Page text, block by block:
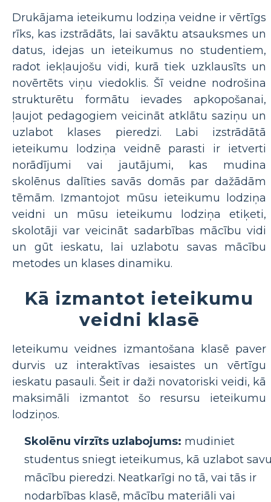
Drukājama ieteikumu lodziņa veidne ir vērtīgs
rīks, kas izstrādāts, lai savāktu atsauksmes un
datus, idejas un ieteikumus no studentiem,
radot iekļaujošu vidi, kurā tiek uzklausīts un
novērtēts viņu viedoklis. Šī veidne nodrošina
strukturētu formātu ievades apkopošanai,
ļaujot pedagogiem veicināt atklātu saziņu un
uzlabot klases pieredzi. Labi izstrādātā
ieteikumu lodziņa veidnē parasti ir ietverti
norādījumi vai jautājumi, kas mudina
skolēnus dalīties savās domās par dažādām
tēmām. Izmantojot mūsu ieteikumu lodziņa
veidni un mūsu ieteikumu lodziņa etiķeti,
skolotāji var veicināt sadarbības mācību vidi
un gūt ieskatu, lai uzlabotu savas mācību
metodes un klases dinamiku.
Kā izmantot ieteikumu
veidni klasē
Ieteikumu veidnes izmantošana klasē paver
durvis uz interaktīvas iesaistes un vērtīgu
ieskatu pasauli. Šeit ir daži novatoriski veidi, kā
maksimāli izmantot šo resursu ieteikumu
lodziņos.
Skolēnu virzīts uzlabojums: mudiniet
studentus sniegt ieteikumus, kā uzlabot
mācību pieredzi. Neatkarīgi no tā, vai tās ir
nodarbības klasē, mācību materiāli vai